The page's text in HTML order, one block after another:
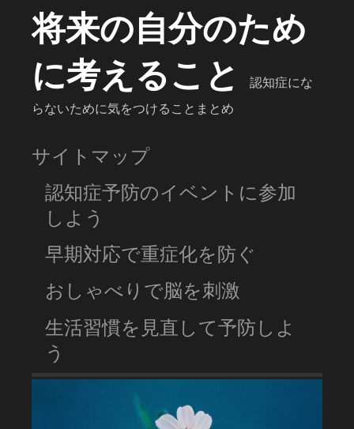
将来の自分のため
に考えること
認知症にな
らないために気をつけることまとめ
サイトマップ
認知症予防のイベントに参加
しよう
早期対応で重症化を防ぐ
おしゃべりで脳を刺激
生活習慣を見直して予防しよ
う